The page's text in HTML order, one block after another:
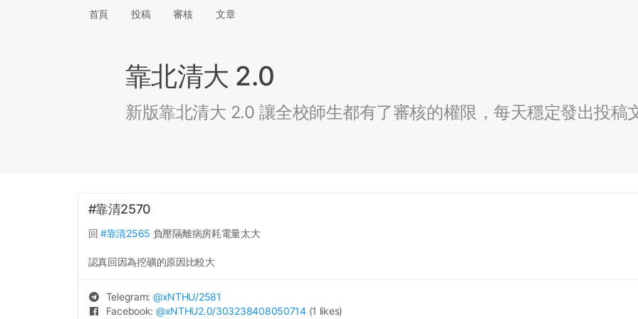
首頁 投稿 審核 文章
靠北清大 2.0
新版靠北清大 2.0 讓全校師生都有了審核的權限，每天穩定發出投稿
#靠清2570
回 #靠清2565 負壓隔離病房耗電量太大
認真回因為挖礦的原因比較大
Telegram: @xNTHU/2581
Facebook: @xNTHU2.0/303238408050714 (1 likes)